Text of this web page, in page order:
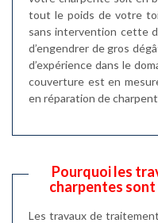
tout le poids de votre
sans intervention cette
d’engendrer de gros
d’expérience dans le
couverture est en
en réparation de
Pourquoi les
charpentes sont
Les travaux de